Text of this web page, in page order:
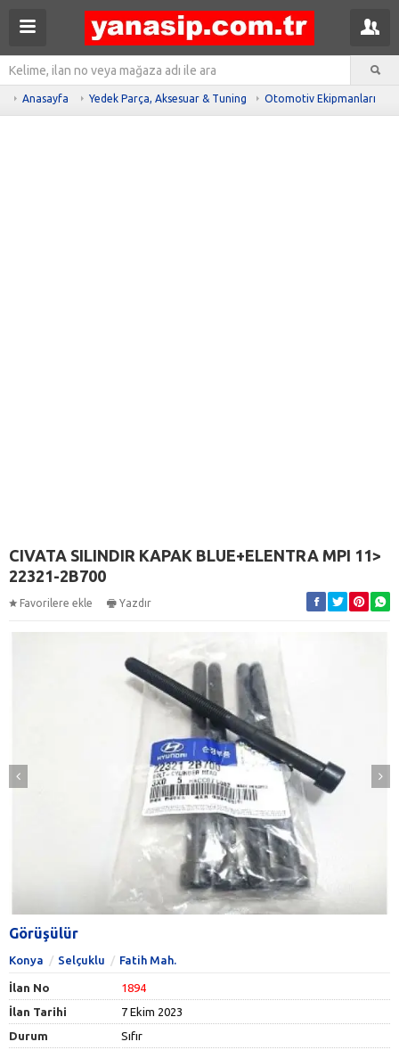
Anasayfa Yedek Parça, Aksesuar & Tuning Otomotiv Ekipmanları
CIVATA SILINDIR KAPAK BLUE+ELENTRA MPI 11>
22321-2B700
Favorilere ekle Yazdır
Görüşülür
Konya Selçuklu Fatih Mah.
İlan No
1894
İlan Tarihi
7 Ekim 2023
Durum
Sıfır